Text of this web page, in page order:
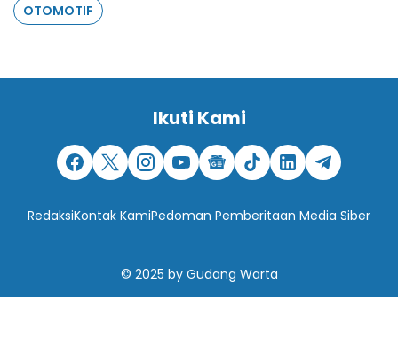
OTOMOTIF
Ikuti Kami
RedaksiKontak KamiPedoman Pemberitaan Media Siber
© 2025 by Gudang Warta